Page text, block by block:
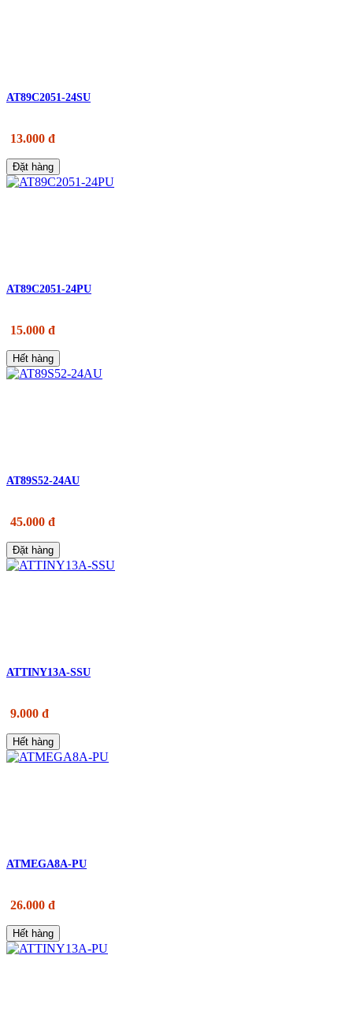
AT89C2051-24SU
13.000 đ
Đặt hàng
AT89C2051-24PU
15.000 đ
Hết hàng
AT89S52-24AU
45.000 đ
Đặt hàng
ATTINY13A-SSU
9.000 đ
Hết hàng
ATMEGA8A-PU
26.000 đ
Hết hàng